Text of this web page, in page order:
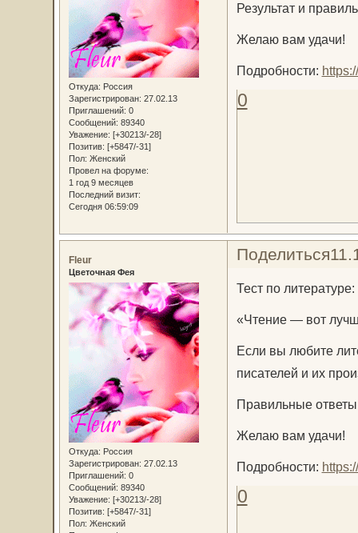
Откуда: Россия
Зарегистрирован: 27.02.13
Приглашений: 0
Сообщений: 89340
Уважение: [+30213/-28]
Позитив: [+5847/-31]
Пол: Женский
Провел на форуме:
1 год 9 месяцев
Последний визит:
Сегодня 06:59:09
Результат и
Желаю вам удачи!
Подробности:
0
Поделиться
Fleur
Цветочная Фея
Откуда: Россия
Зарегистрирован: 27.02.13
Приглашений: 0
Сообщений: 89340
Уважение: [+30213/-28]
Позитив: [+5847/-31]
Пол: Женский
Тест по
«Чтение — вот
Если вы любите
писателей и их
Правильные
Желаю вам удачи!
Подробности:
0